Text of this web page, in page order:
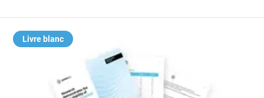
Livre blanc